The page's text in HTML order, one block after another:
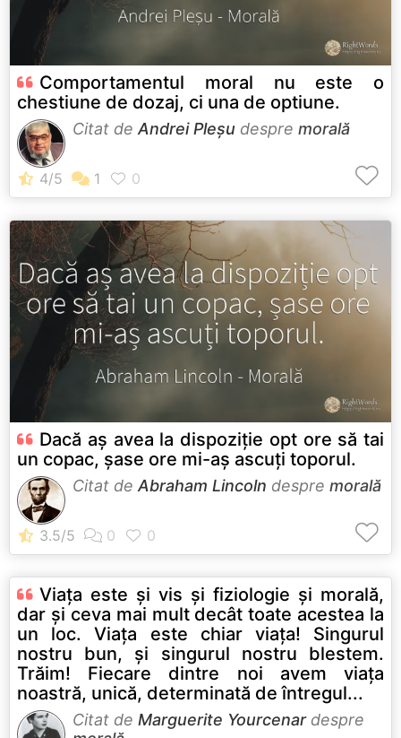
Comportamentul moral nu este o
chestiune de dozaj, ci una de optiune.
Citat deAndrei Pleșu despre morală
Dacă aș avea la dispoziție opt ore să tai
un copac, șase ore mi-aș ascuți toporul.
Citat de Abraham Lincoln despre morală
Viaţa este şi vis şi fiziologie şi morală,
dar şi ceva mai mult decât toate acestea la
un loc. Viaţa este chiar viaţa! Singurul
nostru bun, şi singurul nostru blestem.
Trăim! Fiecare dintre noi avem viaţa
noastră, unică, determinată de întregul...
Citat de Marguerite Yourcenardespre